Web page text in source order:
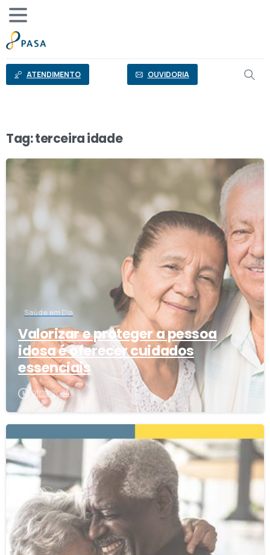
conteúdo
ATENDIMENTO OUVIDORIA
Tag:terceira idade
Saúde em Dia
Valorizar e proteger a pessoa
idosa é oferecer cuidados
essenciais
01/10/2024
0